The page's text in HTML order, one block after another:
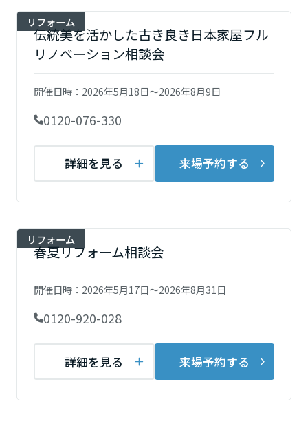
中古住宅検索
スムストック検索
分譲マンション検索
[MISAWA RELAY]
住まいの売却
多彩な動画やこだわりが詰まった建築実例、注目の最新情報など、住
まいづくりを楽しく学べるデジタルラウンジです。
ホームラウンジ 新築・戸建て
医療・介護・子育て・障がい福祉施設
これから土地活用・賃貸経営をご検討の方
に役立つ多彩な情報を幅広くお届けします。
ホームラウンジ 土地活用・賃貸経営
ホテル・旅館リフォーム
リフォーム営業所
これからリフォームをご検討の方
実例動画や基礎知識、収納の工夫など、理想の住まいを叶えるリフォ
ームの具体策とアイデアを豊富にご用意しています。
ホームラウンジ リフォーム
事業用売買
事業用地・事業用建物
分譲用地
すべてのフィールドに新しい価値をデザインし、持続可能な未来志向
のまちづくりを実現していきます。
ご相談窓口
お客様センター
ミサワホームオーナーさま・リフォーム工事ご契約者さまとミサワホ
ームを結ぶコミュニケーションサイト。お得・便利・安心なコンテン
IR情報
SDGs
環境活動
新卒者採用
障がい者採用
ウエルネス事業
海外事業
リフォーム
伝統美を活かした古き良き日本家屋フル
リノベーション相談会
開催日時： 2026年5月18日～2026年8月9日
0120-076-330
詳細を見る 来場予約する
リフォーム
春夏リフォーム相談会
開催日時： 2026年5月17日～2026年8月31日
0120-920-028
詳細を見る 来場予約する
神奈川県
岐阜県
静岡県
愛知県
近畿エリア
中国・四国エリア